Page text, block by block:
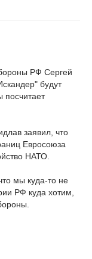
РФ Сергей
будут
посчитает
заявил, что
Евросоюза
НАТО.
мы куда-то не
РФ куда хотим,